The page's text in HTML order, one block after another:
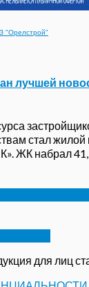
"Орелстрой"
лучшей
стал жилой
ЖК набрал 41,3
для лиц